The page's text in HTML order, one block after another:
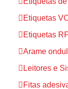
Etiquetas
Etiquetas
Arame
Leitores e
Fitas